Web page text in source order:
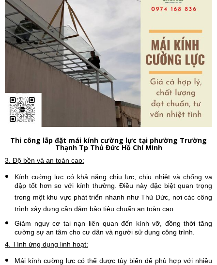
Thi công lắp đặt mái kính cường lực tại phường Trường
Thạnh Tp Thủ Đức Hồ Chí Minh
3. Độ bền và an toàn cao:
Kính cường lực có khả năng chịu lực, chịu nhiệt và chống va
đập tốt hơn so với kính thường. Điều này đặc biệt quan trọng
trong một khu vực phát triển nhanh như Thủ Đức, nơi các công
trình xây dựng cần đảm bảo tiêu chuẩn an toàn cao.
Giảm nguy cơ tai nạn liên quan đến kính vỡ, đồng thời tăng
cường sự an tâm cho cư dân và người sử dụng công trình.
4. Tính ứng dụng linh hoạt:
Mái kính cường lực có thể được tùy biến để phù hợp với nhiều